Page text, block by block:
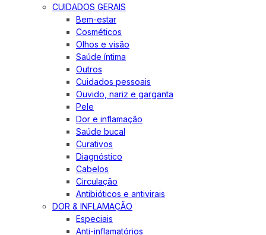
CUIDADOS GERAIS
Bem-estar
Cosméticos
Olhos e visão
Saúde íntima
Outros
Cuidados pessoais
Ouvido, nariz e garganta
Pele
Dor e inflamação
Saúde bucal
Curativos
Diagnóstico
Cabelos
Circulação
Antibióticos e antivirais
DOR & INFLAMAÇÃO
Especiais
Anti-inflamatórios